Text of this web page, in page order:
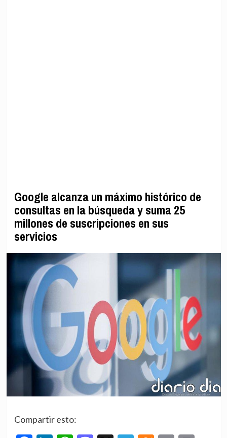
Google alcanza un máximo histórico de
consultas en la búsqueda y suma 25
millones de suscripciones en sus
servicios
Compartir esto: